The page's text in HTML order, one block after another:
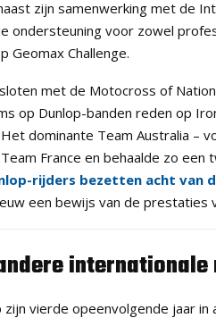
zijn samenwerking met de
ondersteuning voor zowel
Geomax Challenge.
met de Motocross of
op Dunlop-banden reden op
dominante Team Australia –
France en behaalde zo
rijders bezetten acht van
een bewijs van de prestaties
zijn vierde opeenvolgende jaar in